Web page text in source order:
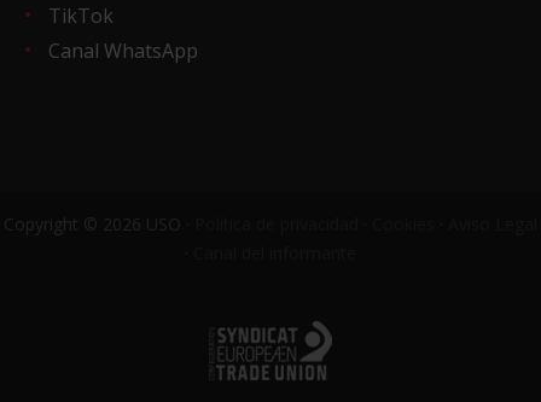
TikTok
Canal WhatsApp
Copyright © 2026 USO ·